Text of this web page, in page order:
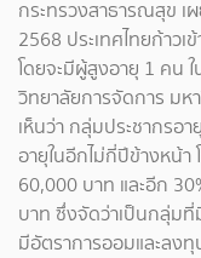
กระทรวงสาธารณสุข เ
2568 ประเทศไทยก้าว
โดยจะมีผู้สูงอายุ 1 คน
วิทยาลัยการจัดการ มห
เห็นว่า กลุ่มประชากรอ
อายุในอีกไม่กี่ปีข้างหน้า
60,000 บาท และอีก
บาท ซึ่งจัดว่าเป็นกลุ่มที่
มีอัตราการออมและลง